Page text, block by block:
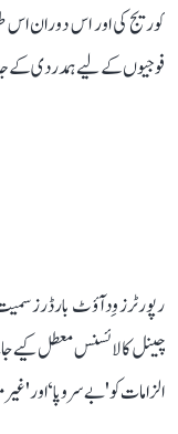
کوریج کی اور اس دوران اس
فوجیوں کے لیے ہمدردی کے
رپورٹرز وِدآؤٹ بارڈرز
چینل کا لائسنس معطل کیے
الزامات کو 'بے سر وپا‘ اور 'غیر